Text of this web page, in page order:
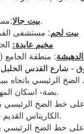
بيت جالا:مستشفى الحسين.
بيت لحم
مخيم عايدة:
: منطقة
الرئيسي باتجاه
بصة- اسكان المهندسين- العوينة.
على خط الضخ الرئيسي
الكاريتاس القديم – حديقة البلدية.